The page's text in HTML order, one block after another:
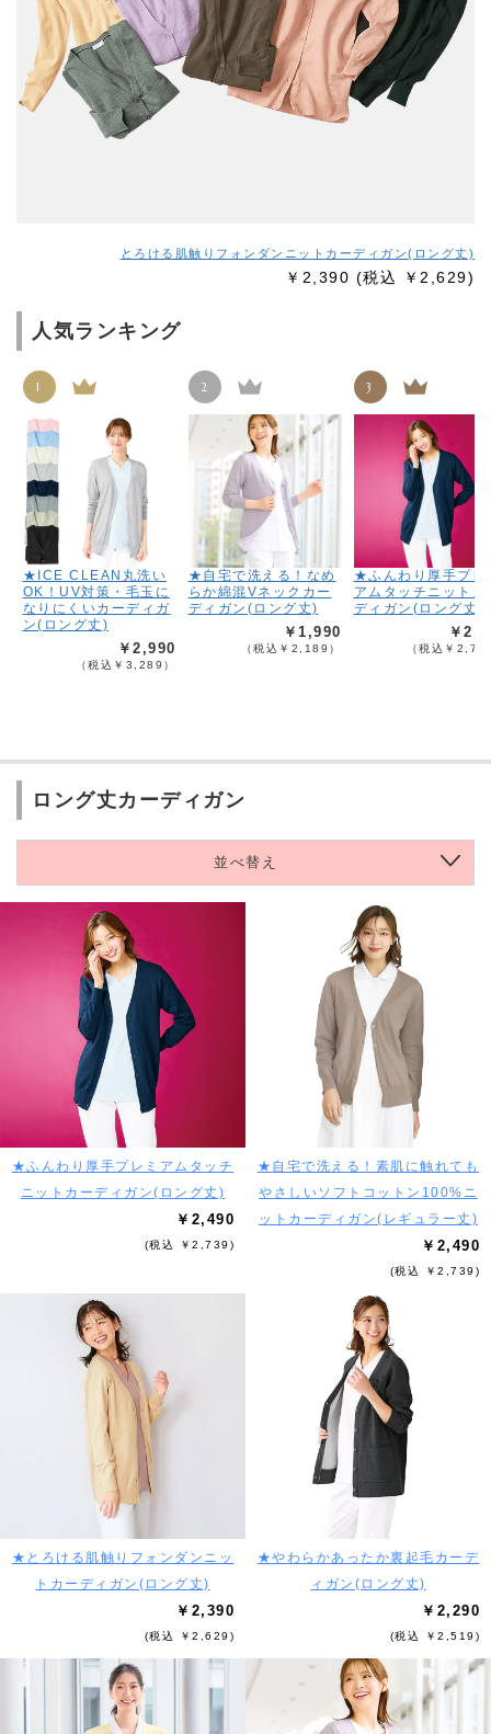
とろける肌触りフォンダンニットカーディガン(ロング丈)
￥2,390 (税込 ￥2,629)
人気ランキング
1
★ICE CLEAN丸洗い
OK！UV対策・毛玉に
なりにくいカーディガ
ン(ロング丈)
￥2,990
（税込￥3,289）
2
★自宅で洗える！なめ
らか綿混Vネックカー
ディガン(ロング丈)
￥1,990
（税込￥2,189）
3
★ふんわり厚手プレ
アムタッチニットカ
ディガン(ロング丈)
￥
（税込￥
ロング丈カーディガン
並べ替え
★ふんわり厚手プレミアムタッチ
ニットカーディガン(ロング丈)
￥2,490
(税込 ￥2,739)
★自宅で洗える！素肌に触れても
やさしいソフトコットン100%ニ
ットカーディガン(レギュラー丈)
￥2,490
(税込 ￥2,739)
★とろける肌触りフォンダンニッ
トカーディガン(ロング丈)
￥2,390
(税込 ￥2,629)
★やわらかあったか裏起毛カーデ
ィガン(ロング丈)
￥2,290
(税込 ￥2,519)